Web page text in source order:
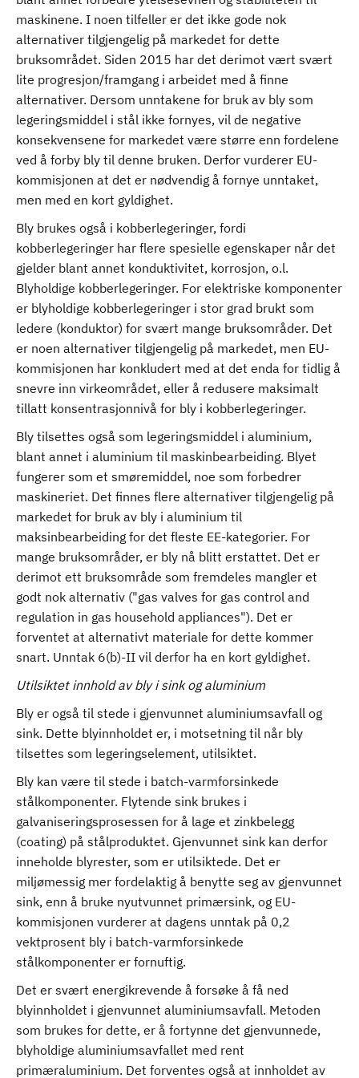
maskinene. I noen tilfeller er det ikke gode nok
alternativer tilgjengelig på markedet for dette
bruksområdet. Siden 2015 har det derimot vært svært
lite progresjon/framgang i arbeidet med å finne
alternativer. Dersom unntakene for bruk av bly som
legeringsmiddel i stål ikke fornyes, vil de negative
konsekvensene for markedet være større enn fordelene
ved å forby bly til denne bruken. Derfor vurderer EU-
kommisjonen at det er nødvendig å fornye unntaket,
men med en kort gyldighet.
Bly brukes også i kobberlegeringer, fordi
kobberlegeringer har flere spesielle egenskaper når det
gjelder blant annet konduktivitet, korrosjon, o.l.
Blyholdige kobberlegeringer. For elektriske komponenter
er blyholdige kobberlegeringer i stor grad brukt som
ledere (konduktor) for svært mange bruksområder. Det
er noen alternativer tilgjengelig på markedet, men EU-
kommisjonen har konkludert med at det enda for tidlig å
snevre inn virkeområdet, eller å redusere maksimalt
tillatt konsentrasjonnivå for bly i kobberlegeringer.
Bly tilsettes også som legeringsmiddel i aluminium,
blant annet i aluminium til maskinbearbeiding. Blyet
fungerer som et smøremiddel, noe som forbedrer
maskineriet. Det finnes flere alternativer tilgjengelig på
markedet for bruk av bly i aluminium til
maksinbearbeiding for det fleste EE-kategorier. For
mange bruksområder, er bly nå blitt erstattet. Det er
derimot ett bruksområde som fremdeles mangler et
godt nok alternativ ("gas valves for gas control and
regulation in gas household appliances"). Det er
forventet at alternativt materiale for dette kommer
snart. Unntak 6(b)-II vil derfor ha en kort gyldighet.
Utilsiktet innhold av bly i sink og aluminium
Bly er også til stede i gjenvunnet aluminiumsavfall og
sink. Dette blyinnholdet er, i motsetning til når bly
tilsettes som legeringselement, utilsiktet.
Bly kan være til stede i batch-varmforsinkede
stålkomponenter. Flytende sink brukes i
galvaniseringsprosessen for å lage et zinkbelegg
(coating) på stålproduktet. Gjenvunnet sink kan derfor
inneholde blyrester, som er utilsiktede. Det er
miljømessig mer fordelaktig å benytte seg av gjenvunnet
sink, enn å bruke nyutvunnet primærsink, og EU-
kommisjonen vurderer at dagens unntak på 0,2
vektprosent bly i batch-varmforsinkede
stålkomponenter er fornuftig.
Det er svært energikrevende å forsøke å få ned
blyinnholdet i gjenvunnet aluminiumsavfall. Metoden
som brukes for dette, er å fortynne det gjenvunnede,
blyholdige aluminiumsavfallet med rent
primæraluminium. Det forventes også at innholdet av